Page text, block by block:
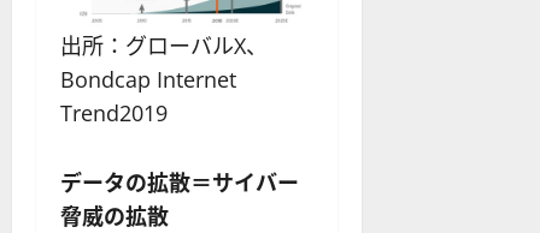
出所：グローバルX、
Bondcap Internet
Trend2019
データの拡散＝サイバー
脅威の拡散